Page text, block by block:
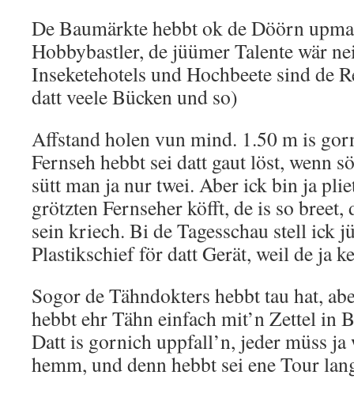
De Baumärkte hebbt ok de Döörn
Hobbybastler, de jüümer Talente wär
Inseketehotels und Hochbeete sind de
datt veele Bücken und so)
Affstand holen vun mind. 1.50 m is
Fernseh hebbt sei datt gaut löst, wenn
sütt man ja nur twei. Aber ick bin ja
grötzten Fernseher köfft, de is so
sein kriech. Bi de Tagesschau stell ick
Plastikschief för datt Gerät, weil de ja
Sogor de Tähndokters hebbt tau hat,
hebbt ehr Tähn einfach mit’n Zettel in
Datt is gornich uppfall’n, jeder müss ja
hemm, und denn hebbt sei ene Tour